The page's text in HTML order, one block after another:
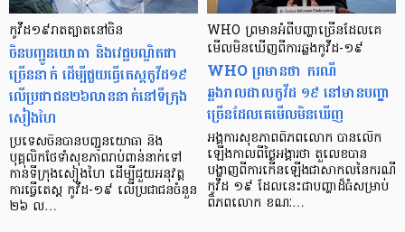
កូវីដ១៩រាតត្បាតនៅចិន
ចិនបញ្ជូនយោធា និងវេជ្ជបណ្ឌិតជា
ច្រើននាក់ ដើម្បីជួយធ្វើតេស្តកូវីដ១៩
លើប្រជាជន២៦លាននាក់នៅទីក្រុង
សៀងហៃ
ប្រទេសចិនបានបញ្ជូនយោធា និង
បុគ្គលិកថែទាំសុខភាពរាប់ពាន់នាក់ទៅ
កាន់ទីក្រុងសៀងហៃ ដើម្បីជួយអនុវត្ត
ការធ្វើតេស្ត កូវីដ-១៩ លើប្រជាជនចំនួន
២៦ ល…
WHO ព្រមានអំពីបញ្ហាច្រើនដែលគេ
មើលមិនឃើញពីការឆ្លងកូវីដ-១៩
WHO ព្រមានថា ករណី
ឆ្លងរាលដាលកូវីដ ១៩ នៅមានបញ្ហា
ច្រើនដែលគេមើលមិនឃើញ
អង្គការសុខភាពពិភពលោក បានលើក
ឡើងកាលពីថ្ងៃអង្គារថា តួលេខបាន
បង្ហាញពីការកើនឡើងជាសាកលនៃករណី
កូវីដ ១៩ ដែលនេះជាបញ្ហាដ៏ធំសម្រាប់
ពិភពលោក ខណៈ…